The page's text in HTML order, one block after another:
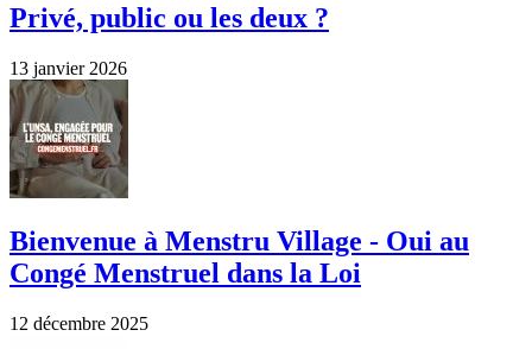
Privé, public ou les deux ?
13 janvier 2026
Bienvenue à Menstru Village - Oui au
Congé Menstruel dans la Loi
12 décembre 2025